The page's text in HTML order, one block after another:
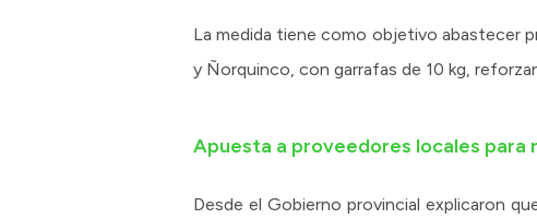
La medida tiene como objetivo abastecer
y Ñorquinco, con garrafas de 10 kg,
Apuesta a proveedores locales para
Desde el Gobierno provincial explicaron